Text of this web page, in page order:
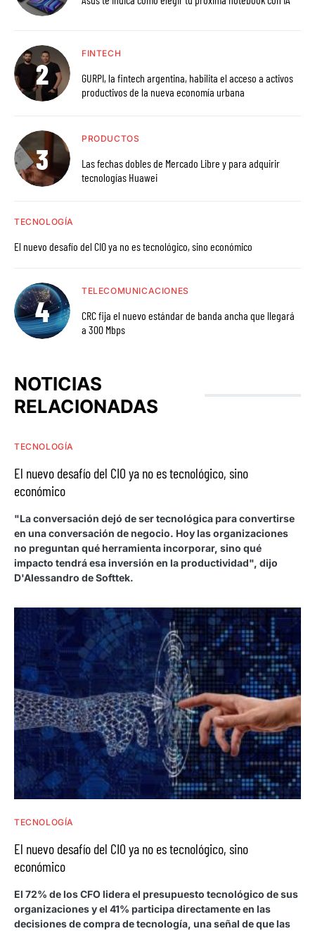
FINTECH
GURPI, la fintech argentina, habilita el acceso a activos
productivos de la nueva economía urbana
PRODUCTOS
Las fechas dobles de Mercado Libre y para adquirir
tecnologías Huawei
TECNOLOGÍA
El nuevo desafío del CIO ya no es tecnológico, sino económico
TELECOMUNICACIONES
CRC fija el nuevo estándar de banda ancha que llegará
a 300 Mbps
NOTICIAS
RELACIONADAS
TECNOLOGÍA
El nuevo desafío del CIO ya no es tecnológico, sino
económico
"La conversación dejó de ser tecnológica para convertirse
en una conversación de negocio. Hoy las organizaciones
no preguntan qué herramienta incorporar, sino qué
impacto tendrá esa inversión en la productividad", dijo
D'Alessandro de Softtek.
TECNOLOGÍA
El nuevo desafío del CIO ya no es tecnológico, sino
económico
El 72% de los CFO lidera el presupuesto tecnológico de sus
organizaciones y el 41% participa directamente en las
decisiones de compra de tecnología, una señal de que las